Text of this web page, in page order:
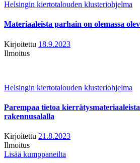
Helsingin kiertotalouden klusteriohjelma
Materiaaleista parhain on olemassa
Kirjoitettu 18.9.2023
Ilmoitus
Helsingin kiertotalouden klusteriohjelma
Parempaa tietoa
rakennusalalla
Kirjoitettu 21.8.2023
Ilmoitus
Lisää kumppaneilta